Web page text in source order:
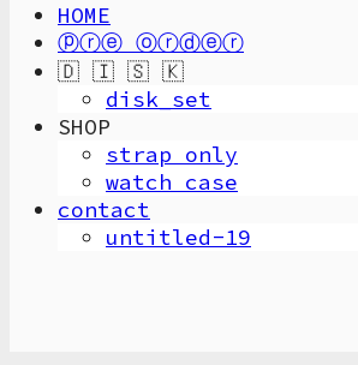
HOME
ⓟⓡⓔ ⓞⓡⓓⓔⓡ
🇩 🇮 🇸 🇰
disk_set
SHOP
strap only
watch case
contact
untitled-19